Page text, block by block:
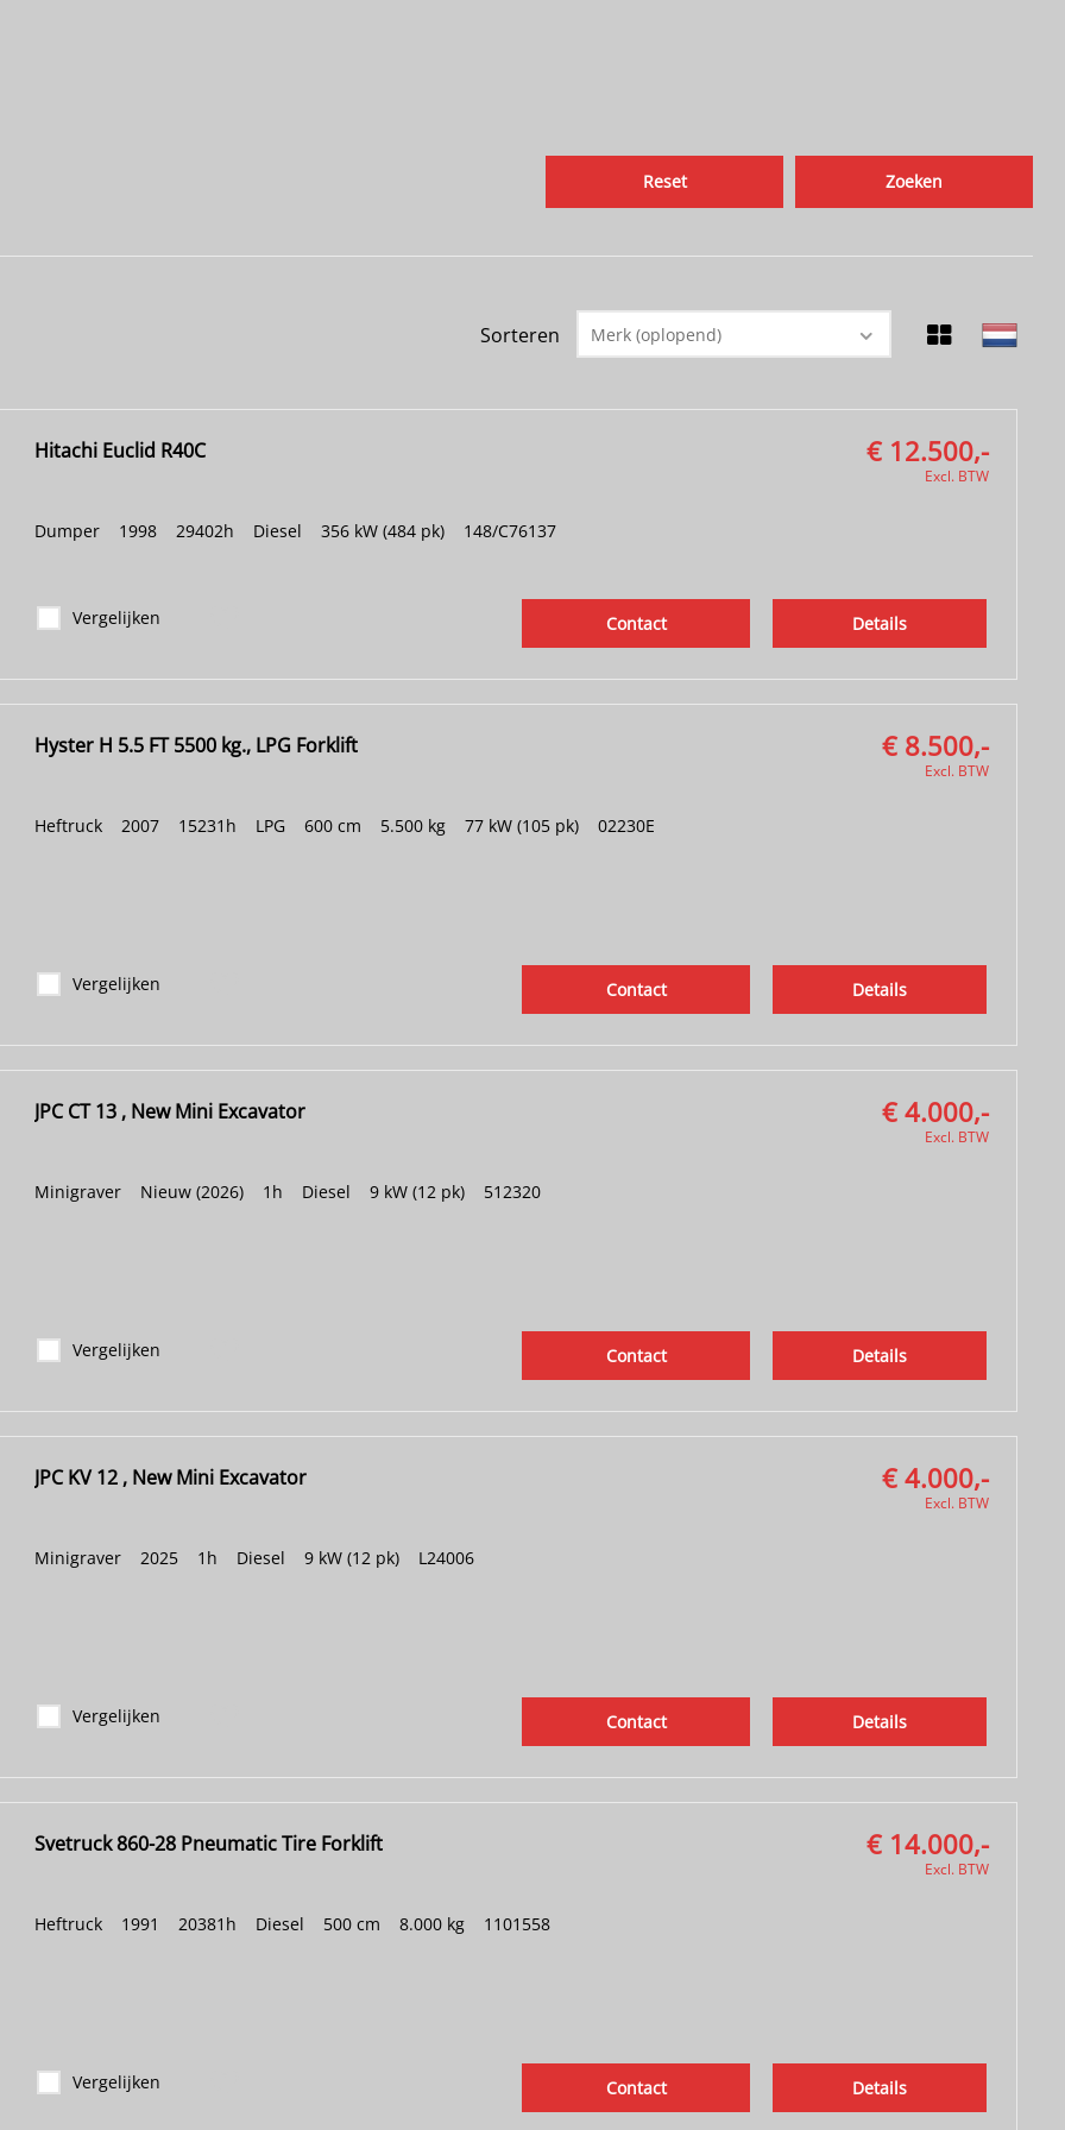
Reset
Sorteren Merk (oplopend)
Hitachi Euclid R40C
Dumper 1998 |29402h Diesel |356 kW (484 pk) 148/C76137
€ 12.500,-
Excl. BTW
Vergelijken Details
Contact
Hyster H 5.5 FT 5500 kg., LPG Forklift
Heftruck |2007 15231h LPG |600 cm 5.500 kg |77 kW (105 pk) |02230E
€ 8.500,-
Excl. BTW
Vergelijken Details
Contact
JPC CT 13 , New Mini Excavator
Minigraver Nieuw (2026) 1h Diesel |9 kW (12 pk) 512320
€ 4.000,-
Excl. BTW
Vergelijken Details
Contact
JPC KV 12 , New Mini Excavator
Minigraver |2025 1h Diesel |9 kW (12 pk) L24006
€ 4.000,-
Excl. BTW
Vergelijken Details
Contact
Svetruck 860-28 Pneumatic Tire Forklift
Heftruck 1991 |20381h Diesel 500 cm |8.000 kg 1101558
€ 14.000,-
Excl. BTW
Vergelijken Details
Contact